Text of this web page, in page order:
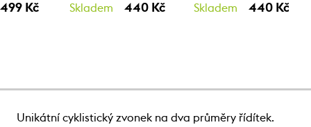
499 Kč Skladem 440 Kč Skladem 440 Kč
Unikátní cyklistický zvonek na dva průměry řídítek.